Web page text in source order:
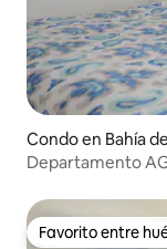
Condo en Bahía
Departamento
Favorito entre
Favorito entre